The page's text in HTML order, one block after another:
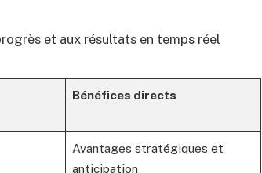
et aux résultats en temps réel
Bénéfices directs
Avantages stratégiques et
anticipation